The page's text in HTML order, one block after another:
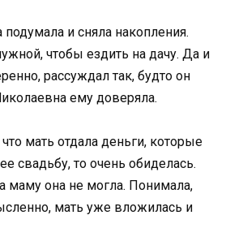
и сняла накопления.
чтобы ездить на дачу. Да и
рассуждал так, будто он
ему доверяла.
мать отдала деньги, которые
свадьбу, то очень обиделась.
маму она не могла. Понимала,
мать уже вложилась и